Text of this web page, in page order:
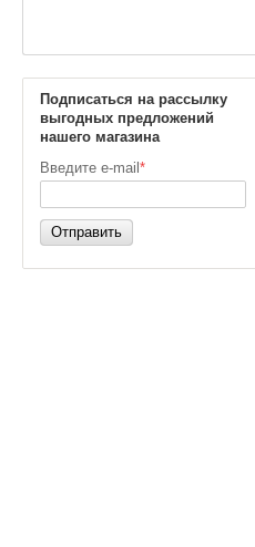
Подписаться на рассылку
выгодных предложений
нашего магазина
Введите e-mail *
Отправить